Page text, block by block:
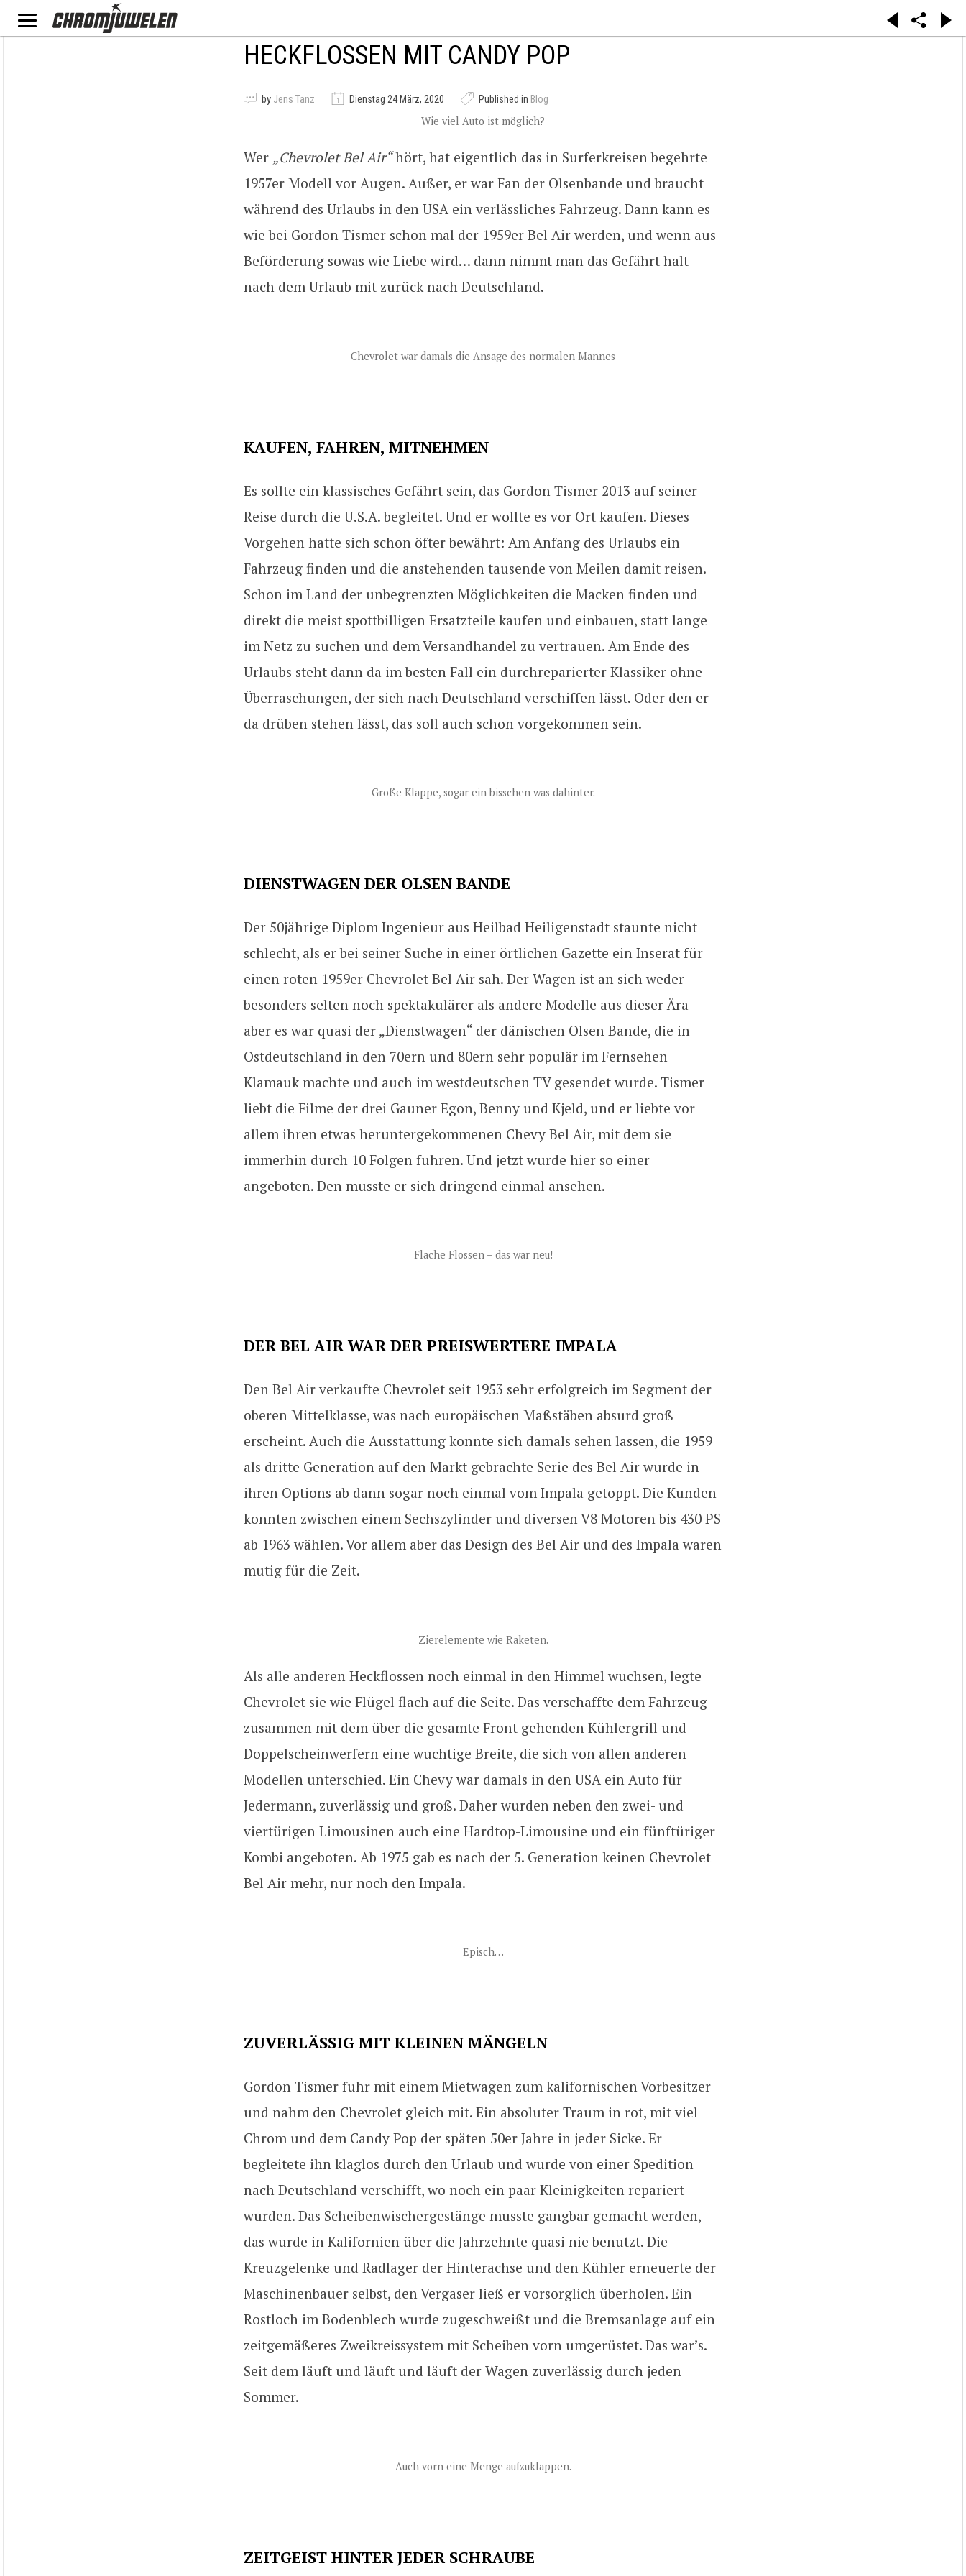
HECKFLOSSEN MIT CANDY POP
by Jens Tanz Dienstag 24 März, 2020 Published in Blog
Wie viel Auto ist möglich?
Wer „Chevrolet Bel Air“hört, hat eigentlich das in Surferkreisen begehrte
1957er Modell vor Augen. Außer, er war Fan der Olsenbande und braucht
während des Urlaubs in den USA ein verlässliches Fahrzeug. Dann kann es
wie bei Gordon Tismer schon mal der 1959er Bel Air werden, und wenn aus
Beförderung sowas wie Liebe wird… dann nimmt man das Gefährt halt
nach dem Urlaub mit zurück nach Deutschland.
Chevrolet war damals die Ansage des normalen Mannes
KAUFEN, FAHREN, MITNEHMEN
Es sollte ein klassisches Gefährt sein, das Gordon Tismer 2013 auf seiner
Reise durch die U.S.A. begleitet. Und er wollte es vor Ort kaufen. Dieses
Vorgehen hatte sich schon öfter bewährt: Am Anfang des Urlaubs ein
Fahrzeug finden und die anstehenden tausende von Meilen damit reisen.
Schon im Land der unbegrenzten Möglichkeiten die Macken finden und
direkt die meist spottbilligen Ersatzteile kaufen und einbauen, statt lange
im Netz zu suchen und dem Versandhandel zu vertrauen. Am Ende des
Urlaubs steht dann da im besten Fall ein durchreparierter Klassiker ohne
Überraschungen, der sich nach Deutschland verschiffen lässt. Oder den er
da drüben stehen lässt, das soll auch schon vorgekommen sein.
Große Klappe, sogar ein bisschen was dahinter.
DIENSTWAGEN DER OLSEN BANDE
Der 50jährige Diplom Ingenieur aus Heilbad Heiligenstadt staunte nicht
schlecht, als er bei seiner Suche in einer örtlichen Gazette ein Inserat für
einen roten 1959er Chevrolet Bel Air sah. Der Wagen ist an sich weder
besonders selten noch spektakulärer als andere Modelle aus dieser Ära –
aber es war quasi der „Dienstwagen“ der dänischen Olsen Bande, die in
Ostdeutschland in den 70ern und 80ern sehr populär im Fernsehen
Klamauk machte und auch im westdeutschen TV gesendet wurde. Tismer
liebt die Filme der drei Gauner Egon, Benny und Kjeld, und er liebte vor
allem ihren etwas heruntergekommenen Chevy Bel Air, mit dem sie
immerhin durch 10 Folgen fuhren. Und jetzt wurde hier so einer
angeboten. Den musste er sich dringend einmal ansehen.
Flache Flossen – das war neu!
DER BEL AIR WAR DER PREISWERTERE IMPALA
Den Bel Air verkaufte Chevrolet seit 1953 sehr erfolgreich im Segment der
oberen Mittelklasse, was nach europäischen Maßstäben absurd groß
erscheint. Auch die Ausstattung konnte sich damals sehen lassen, die 1959
als dritte Generation auf den Markt gebrachte Serie des Bel Air wurde in
ihren Options ab dann sogar noch einmal vom Impala getoppt. Die Kunden
konnten zwischen einem Sechszylinder und diversen V8 Motoren bis 430 PS
ab 1963 wählen. Vor allem aber das Design des Bel Air und des Impala waren
mutig für die Zeit.
Zierelemente wie Raketen.
Als alle anderen Heckflossen noch einmal in den Himmel wuchsen, legte
Chevrolet sie wie Flügel flach auf die Seite. Das verschaffte dem Fahrzeug
zusammen mit dem über die gesamte Front gehenden Kühlergrill und
Doppelscheinwerfern eine wuchtige Breite, die sich von allen anderen
Modellen unterschied. Ein Chevy war damals in den USA ein Auto für
Jedermann, zuverlässig und groß. Daher wurden neben den zwei- und
viertürigen Limousinen auch eine Hardtop-Limousine und ein fünftüriger
Kombi angeboten. Ab 1975 gab es nach der 5. Generation keinen Chevrolet
Bel Air mehr, nur noch den Impala.
Episch…
ZUVERLÄSSIG MIT KLEINEN MÄNGELN
Gordon Tismer fuhr mit einem Mietwagen zum kalifornischen Vorbesitzer
und nahm den Chevrolet gleich mit. Ein absoluter Traum in rot, mit viel
Chrom und dem Candy Pop der späten 50er Jahre in jeder Sicke. Er
begleitete ihn klaglos durch den Urlaub und wurde von einer Spedition
nach Deutschland verschifft, wo noch ein paar Kleinigkeiten repariert
wurden. Das Scheibenwischergestänge musste gangbar gemacht werden,
das wurde in Kalifornien über die Jahrzehnte quasi nie benutzt. Die
Kreuzgelenke und Radlager der Hinterachse und den Kühler erneuerte der
Maschinenbauer selbst, den Vergaser ließ er vorsorglich überholen. Ein
Rostloch im Bodenblech wurde zugeschweißt und die Bremsanlage auf ein
zeitgemäßeres Zweikreissystem mit Scheiben vorn umgerüstet. Das war’s.
Seit dem läuft und läuft und läuft der Wagen zuverlässig durch jeden
Sommer.
Auch vorn eine Menge aufzuklappen.
ZEITGEIST HINTER JEDER SCHRAUBE